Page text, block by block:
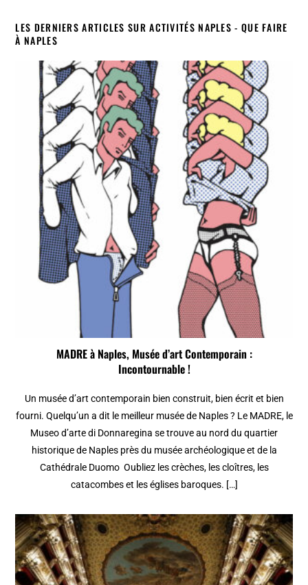
LES DERNIERS ARTICLES SUR ACTIVITÉS NAPLES - QUE FAIRE
À NAPLES
MADRE à Naples, Musée d’art Contemporain :
Incontournable !
Un musée d’art contemporain bien construit, bien écrit et bien
fourni. Quelqu’un a dit le meilleur musée de Naples ? Le MADRE, le
Museo d’arte di Donnaregina se trouve au nord du quartier
historique de Naples près du musée archéologique et de la
Cathédrale Duomo Oubliez les crèches, les cloîtres, les
catacombes et les églises baroques. […]